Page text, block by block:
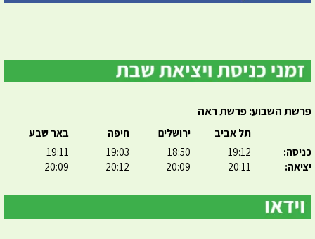
פרשת השבוע: פרשת ראה
כניסה:
יציאה:
תל אביב
19:12
20:11
ירושלים
18:50
20:09
חיפה
19:03
20:12
באר שבע
19:11
20:09